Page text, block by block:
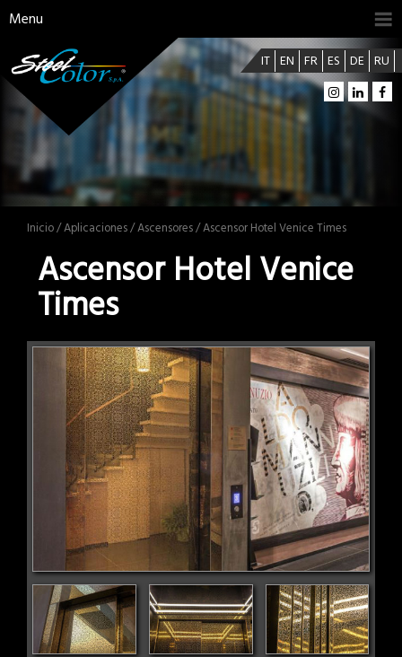
Menu
IT EN FR ES DE RU
Inicio/Aplicaciones/Ascensores/ Ascensor Hotel Venice Times
Ascensor Hotel Venice
Times